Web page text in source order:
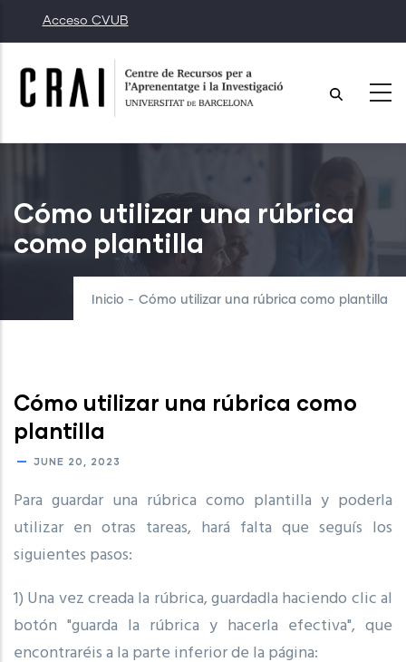
al
contenido
principal
Acceso CVUB
Cómo utilizar una rúbrica
como plantilla
Inicio - Cómo utilizar una rúbrica como plantilla
Cómo utilizar una rúbrica como
plantilla
JUNE 20, 2023
Para guardar una rúbrica como plantilla y poderla
utilizar en otras tareas, hará falta que seguís los
siguientes pasos:
1) Una vez creada la rúbrica, guardadla haciendo clic al
botón "guarda la rúbrica y hacerla efectiva", que
encontraréis a la parte inferior de la página: